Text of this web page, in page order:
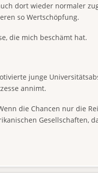
dort wieder normaler
so Wertschöpfung.
die mich beschämt hat.
junge
annimt.
die Chancen nur die
Gesellschaften,